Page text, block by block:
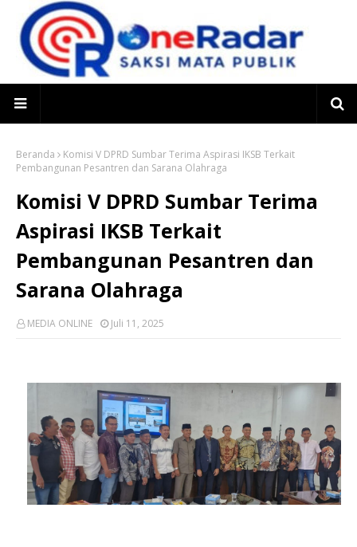
Beranda
Komisi V DPRD Sumbar Terima Aspirasi IKSB Terkait
Pembangunan Pesantren dan Sarana Olahraga
Komisi V DPRD Sumbar Terima
Aspirasi IKSB Terkait
Pembangunan Pesantren dan
Sarana Olahraga
MEDIA ONLINE Juli 11, 2025